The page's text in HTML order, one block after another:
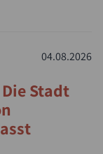
04.08.2026
Stadt